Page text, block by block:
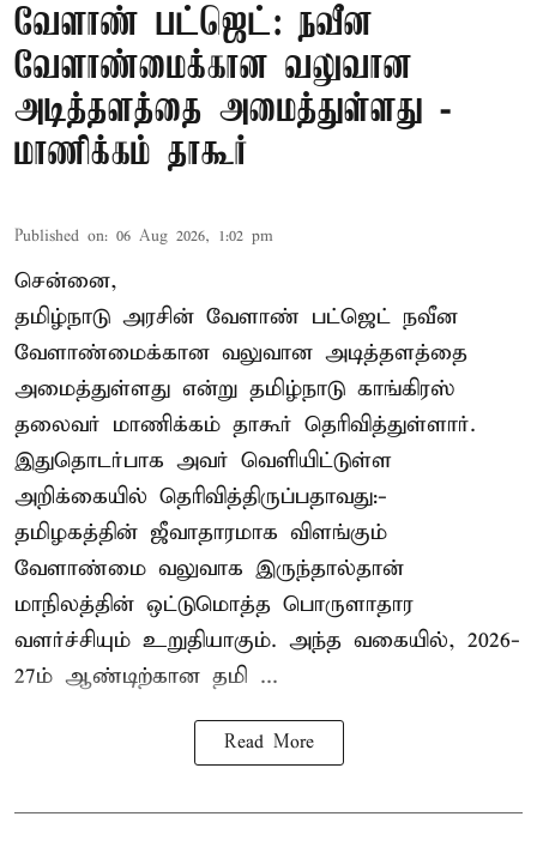
வேளாண் பட்ஜெட்: நவீன
வேளாண்மைக்கான வலுவான
அடித்தளத்தை அமைத்துள்ளது -
மாணிக்கம் தாகூர்
Published on: 06 Aug 2026, 1:02 pm
சென்னை,
தமிழ்நாடு அரசின் வேளாண் பட்ஜெட் நவீன
வேளாண்மைக்கான வலுவான அடித்தளத்தை
அமைத்துள்ளது என்று தமிழ்நாடு காங்கிரஸ்
தலைவர் மாணிக்கம் தாகூர் தெரிவித்துள்ளார்.
இதுதொடர்பாக அவர் வெளியிட்டுள்ள
அறிக்கையில் தெரிவித்திருப்பதாவது:-
தமிழகத்தின் ஜீவாதாரமாக விளங்கும்
வேளாண்மை வலுவாக இருந்தால்தான்
மாநிலத்தின் ஒட்டுமொத்த பொருளாதார
வளர்ச்சியும் உறுதியாகும். அந்த வகையில், 2026-
27ம் ஆண்டிற்கான தமி ...
Read More